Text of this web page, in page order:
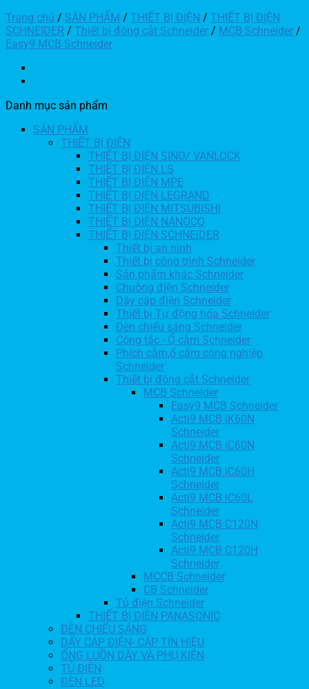
Trang chủ / SẢN PHẨM / THIẾT BỊ ĐIỆN / THIẾT BỊ ĐIỆN
SCHNEIDER / Thiết bị đóng cắt Schneider / MCB Schneider /
Easy9 MCB Schneider
Danh mục sản phẩm
SẢN PHẨM
THIẾT BỊ ĐIỆN
THIẾT BỊ ĐIỆN SINO/ VANLOCK
THIẾT BỊ ĐIỆN LS
THIẾT BỊ ĐIỆN MPE
THIẾT BỊ ĐIỆN LEGRAND
THIẾT BỊ ĐIỆN MITSUBISHI
THIẾT BỊ ĐIỆN NANOCO
THIẾT BỊ ĐIỆN SCHNEIDER
Thiết bị an ninh
Thiết bị công trình Schneider
Sản phẩm khác Schneider
Chuông điện Schneider
Dây cáp điện Schneider
Thiết bị Tự động hóa Schneider
Đèn chiếu sáng Schneider
Công tắc - Ổ cắm Schneider
Phích cắm,ổ cắm công nghiệp
Schneider
Thiết bị đóng cắt Schneider
MCB Schneider
Easy9 MCB Schneider
Acti9 MCB iK60N
Schneider
Acti9 MCB iC60N
Schneider
Acti9 MCB iC60H
Schneider
Acti9 MCB iC60L
Schneider
Acti9 MCB C120N
Schneider
Acti9 MCB C120H
Schneider
MCCB Schneider
CB Schneider
Tủ điện Schneider
THIẾT BỊ ĐIỆN PANASONIC
ĐÈN CHIẾU SÁNG
DÂY CÁP ĐIỆN- CÁP TÍN HIỆU
ỐNG LUỒN DÂY VÀ PHỤ KIỆN
TỦ ĐIỆN
ĐÈN LED